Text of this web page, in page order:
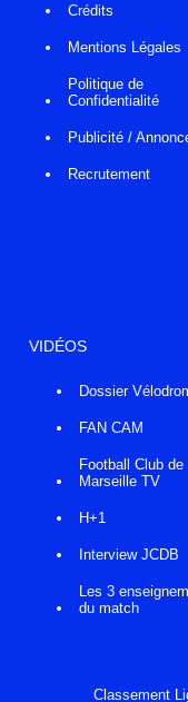
Crédits
Mentions Légales
Politique de
Confidentialité
Publicité /
Recrutement
VIDÉOS
Dossier
FAN CAM
Football Club de
Marseille TV
H+1
Interview JCDB
Les 3
du match
Classement